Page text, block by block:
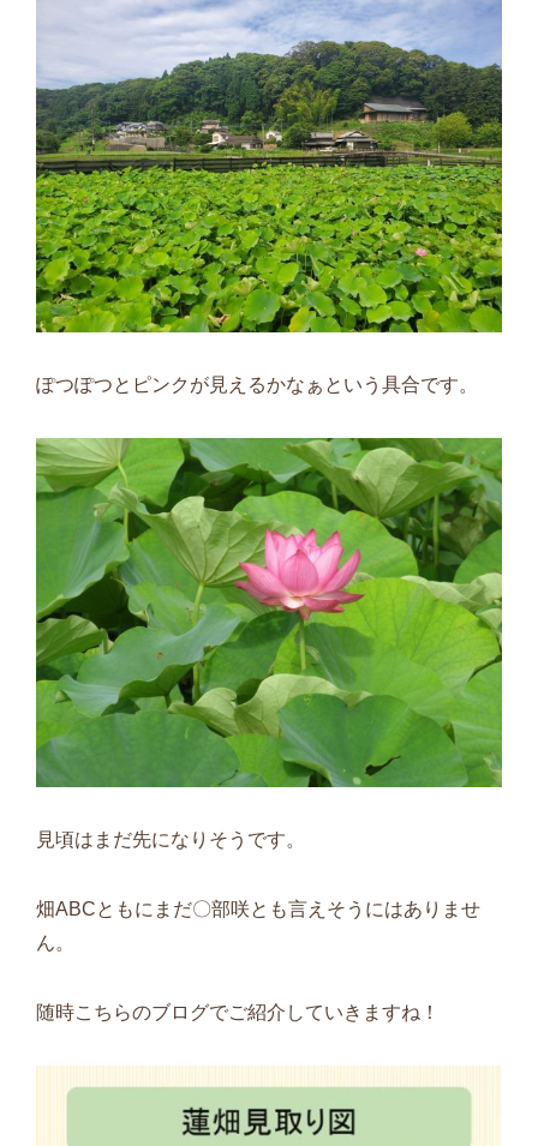
ぽつぽつとピンクが見えるかなぁという具合です。
見頃はまだ先になりそうです。
畑ABCともにまだ〇部咲とも言えそうにはありませ
ん。
随時こちらのブログでご紹介していきますね！